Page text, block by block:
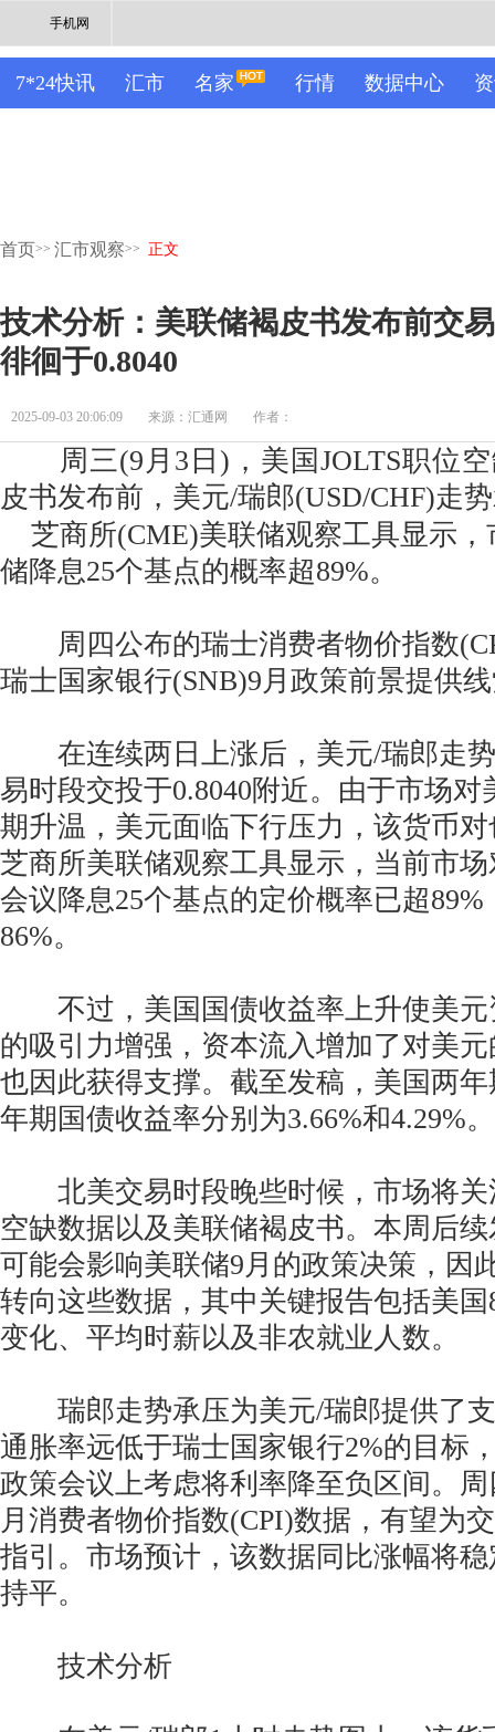
手机网
7*24快讯 汇市 名家 行情 数据中心
首页>> 汇市观察>> 正文
技术分析：美联储褐皮书发布前交
徘徊于0.8040
2025-09-03 20:06:09 来源：汇通网 作者：
周三(9月3日)，美国JOLTS职位空
皮书发布前，美元/瑞郎(USD/CHF)走
芝商所(CME)美联储观察工具显示，
储降息25个基点的概率超89%。
周四公布的瑞士消费者物价指数
瑞士国家银行(SNB)9月政策前景提供
在连续两日上涨后，美元/瑞郎走势
易时段交投于0.8040附近。由于市场
期升温，美元面临下行压力，该货币
芝商所美联储观察工具显示，当前市
会议降息25个基点的定价概率已超
86%。
不过，美国国债收益率上升使美元
的吸引力增强，资本流入增加了对美
也因此获得支撑。截至发稿，美国两
年期国债收益率分别为3.66%和4.29%。
北美交易时段晚些时候，市场将关
空缺数据以及美联储褐皮书。本周后
可能会影响美联储9月的政策决策，因
转向这些数据，其中关键报告包括美
变化、平均时薪以及非农就业人数。
瑞郎走势承压为美元/瑞郎提供了支
通胀率远低于瑞士国家银行2%的目标
政策会议上考虑将利率降至负区间。
月消费者物价指数(CPI)数据，有望为
指引。市场预计，该数据同比涨幅将
持平。
技术分析